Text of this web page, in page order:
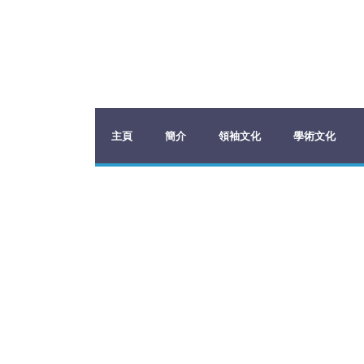
主頁 簡介 領袖文化 學術文化